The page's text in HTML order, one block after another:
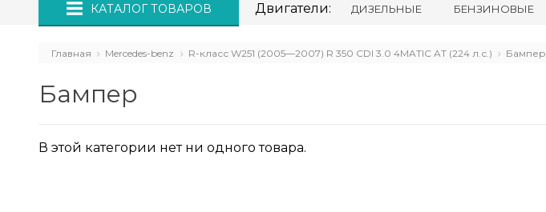
КАТАЛОГ ТОВАРОВ Двигатели: ДИЗЕЛЬНЫЕ БЕНЗИНОВЫЕ
Главная Mercedes-benz R-класс W251 (2005—2007) R 350 CDI 3.0 4MATIC AT (224 л.с.) Бампер
Бампер
В этой категории нет ни одного товара.